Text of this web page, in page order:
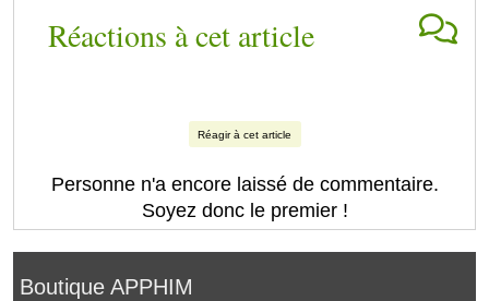
Boutique APPHIM
Réactions à cet article
Réagir à cet article
Personne n'a encore laissé de commentaire.
Soyez donc le premier !